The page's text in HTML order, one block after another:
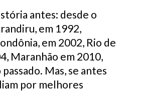
antes: desde o
em 1992,
em 2002, Rio de
Maranhão em 2010,
Mas, se antes
por melhores